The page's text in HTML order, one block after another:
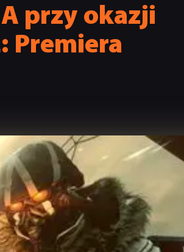
przy okazji
Premiera